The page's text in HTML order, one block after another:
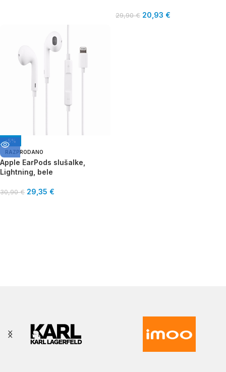
29,90€ 20,93 €
-5%
RAZPRODANO
Apple EarPods slušalke,
Lightning, bele
30,90€ 29,35 €